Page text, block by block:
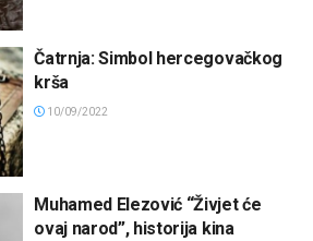
Čatrnja: Simbol hercegovačkog
krša
10/09/2022
Muhamed Elezović “Živjet će
ovaj narod”, historija kina